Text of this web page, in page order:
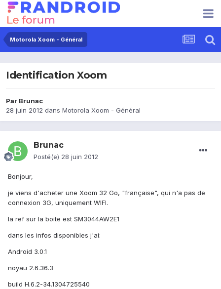
Motorola Xoom - Général
Identification Xoom
Par Brunac
28 juin 2012 dans Motorola Xoom - Général
Brunac
Posté(e) 28 juin 2012
Bonjour,
je viens d'acheter une Xoom 32 Go, "française", qui n'a pas de
connexion 3G, uniquement WIFI.
la ref sur la boite est SM3044AW2E1
dans les infos disponibles j'ai:
Android 3.0.1
noyau 2.6.36.3
build H.6.2-34.1304725540